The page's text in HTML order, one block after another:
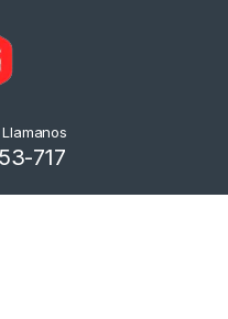
717